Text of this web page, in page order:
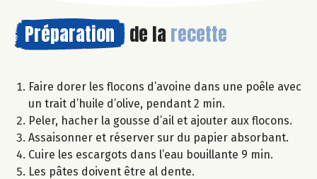
Préparation de la recette
Faire dorer les flocons d’avoine dans une poêle avec
un trait d’huile d’olive, pendant 2 min.
Peler, hacher la gousse d’ail et ajouter aux flocons.
Assaisonner et réserver sur du papier absorbant.
Cuire les escargots dans l’eau bouillante 9 min.
Les pâtes doivent être al dente.